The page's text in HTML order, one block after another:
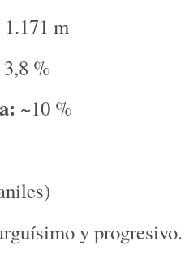
1.171 m
3,8 %
~10 %
y progresivo.